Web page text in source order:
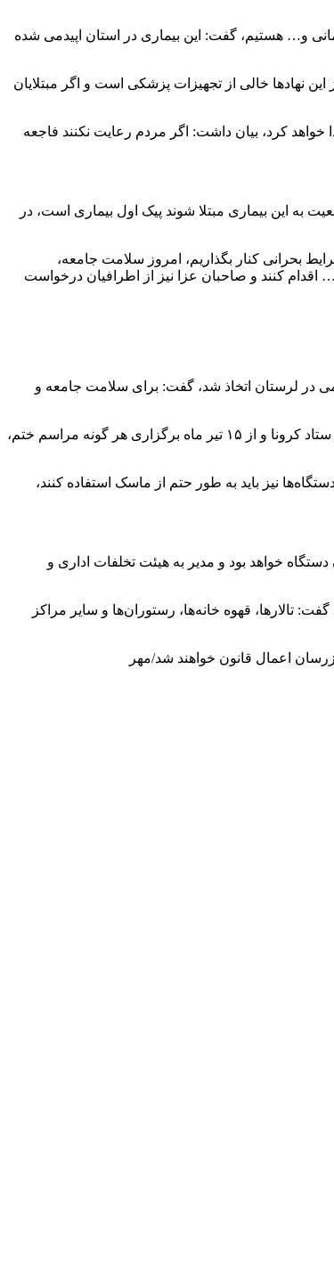
و… هستیم، گفت: این بیماری در استان اپیدمی شده
نهادها خالی از تجهیزات پزشکی است و اگر مبتلایان
خواهد کرد، بیان داشت: اگر مردم رعایت نکنند فاجعه
دیگری از سخنان خود با بیان اینکه ما الان هنوز نگران پیک اول بیماری در استان هستیم، گفت: معمولاً اگر ۶۰ درصد جمعیت به این بیماری مبتلا شوند پیک اول بیماری است، در
بحرانی کنار بگذاریم، امروز سلامت جامعه،
اقدام کنند و صاحبان عزا نیز از اطرافیان درخواست
در لرستان اتخاذ شد، گفت: برای سلامت جامعه و
ثمینی با اشاره به اینکه استفاده از ماسک در اجتماعات کاملاً اجباری شده است، افزود: همچنین با توجه به شدت گرفتن بیماری در استان، در جلسه اخیر ستاد کرونا و از ۱۵ تیر ماه برگزاری هر گونه مراسم ختم،
مراجعین به دستگاه‌ها نیز باید به طور حتم از ماسک استفاده کنند،
خواهد بود و مدیر به هیئت تخلفات اداری و
تالارها، قهوه خانه‌ها، رستوران‌ها و سایر مراکز
اعمال قانون خواهند شد/مهر